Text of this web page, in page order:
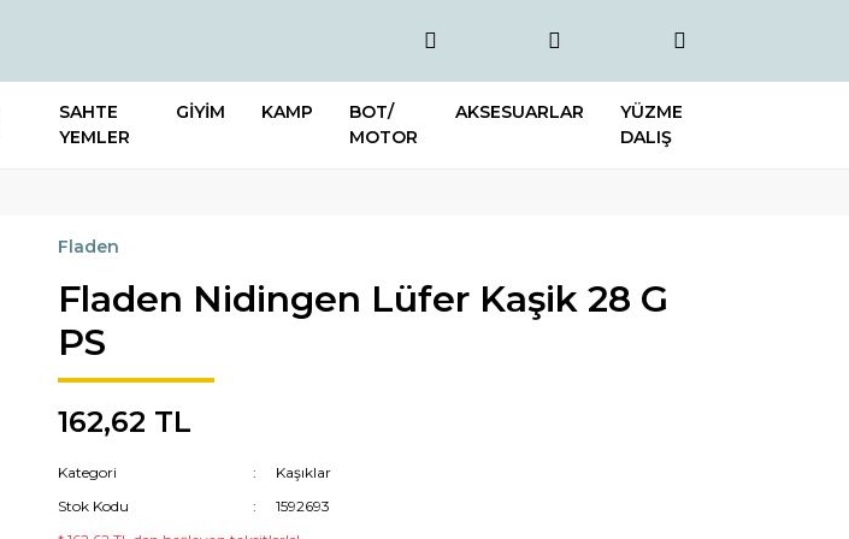
SAHTE
YEMLER
GİYİM KAMP
BOT/
MOTOR
AKSESUARLAR
YÜZME
DALIŞ
Fladen
Fladen Nidingen Lüfer Kaşik 28 G
PS
162,62 TL
Kategori
Kaşıklar
Stok Kodu
1592693